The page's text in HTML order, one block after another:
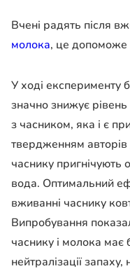
Вчені радять після
молока, це допоможе
У ході експерименту
значно знижує рівень
з часником, яка і є
твердженням авторів
часнику пригнічують
вода. Оптимальний
вживанні часнику
Випробування
часнику і молока
нейтралізації